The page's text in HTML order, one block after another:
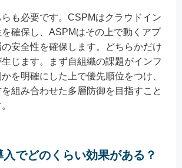
も必要です。CSPMはクラウドイン
確保し、ASPMはその上で動くアプ
安全性を確保します。どちらかだけ
じます。まず自組織の課題がインフ
を明確にした上で優先順位をつけ、
組み合わせた多層防御を目指すこと
でどのくらい効果がある？